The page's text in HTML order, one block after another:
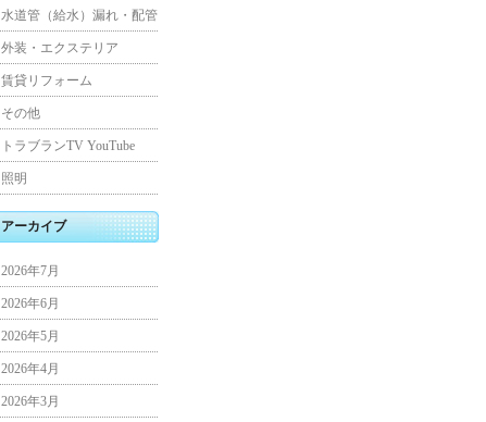
水道管（給水）漏れ・配管
外装・エクステリア
賃貸リフォーム
その他
トラブランTV YouTube
照明
アーカイブ
2026年7月
2026年6月
2026年5月
2026年4月
2026年3月